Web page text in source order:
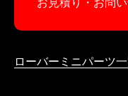
お見積り・お問
ローバーミニパーツ